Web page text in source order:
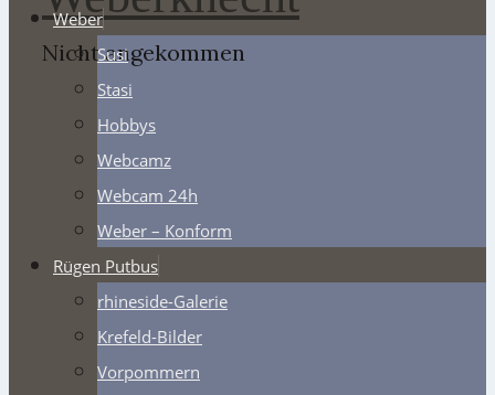
Nicht angekommen
Weber
Susi
Stasi
Hobbys
Webcamz
Webcam 24h
Weber – Konform
Rügen Putbus
rhineside-Galerie
Krefeld-Bilder
Vorpommern